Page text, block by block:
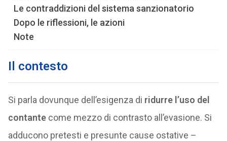
Le contraddizioni del sistema sanzionatorio
Dopo le riflessioni, le azioni
Note
Il contesto
Si parla dovunque dell’esigenza di ridurre l’uso del
contantecome mezzo di contrasto all’evasione. Si
adducono pretesti e presunte cause ostative –